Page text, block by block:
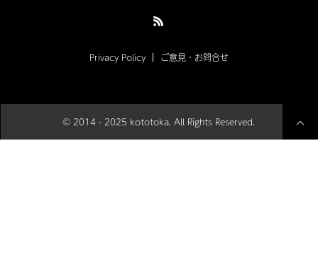
Privacy Policy ご意見・お問合せ
© 2014 - 2025 kototoka. All Rights Reserved.